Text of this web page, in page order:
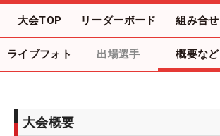
大会TOP リーダーボード 組み合せ
ライブフォト 出場選手 概要など
大会概要